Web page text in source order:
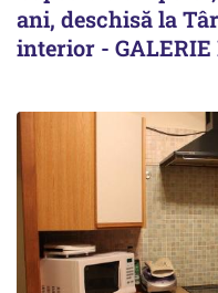
ani, deschisă la
interior - GALERIE